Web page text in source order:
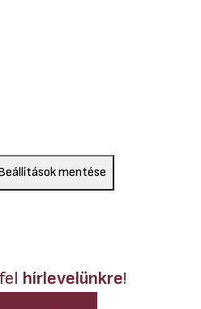
mentése
hírlevelünkre!